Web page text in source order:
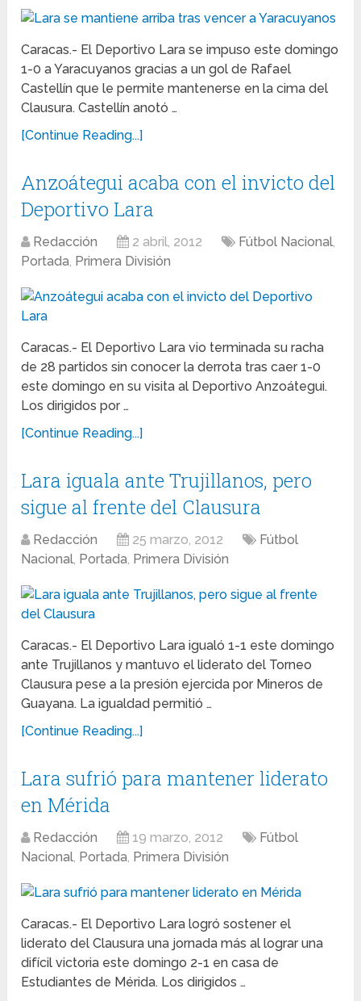
Caracas.- El Deportivo Lara se impuso este domingo
1-0 a Yaracuyanos gracias a un gol de Rafael
Castellín que le permite mantenerse en la cima del
Clausura. Castellín anotó …
[Continue Reading...]
Anzoátegui acaba con el invicto del
Deportivo Lara
Redacción 2 abril, 2012 Fútbol Nacional,
Portada, Primera División
Caracas.- El Deportivo Lara vio terminada su racha
de 28 partidos sin conocer la derrota tras caer 1-0
este domingo en su visita al Deportivo Anzoátegui.
Los dirigidos por …
[Continue Reading...]
Lara iguala ante Trujillanos, pero
sigue al frente del Clausura
Redacción 25 marzo, 2012
Fútbol
Nacional, Portada, Primera División
Caracas.- El Deportivo Lara igualó 1-1 este domingo
ante Trujillanos y mantuvo el liderato del Torneo
Clausura pese a la presión ejercida por Mineros de
Guayana. La igualdad permitió …
[Continue Reading...]
Lara sufrió para mantener liderato
en Mérida
Redacción 19 marzo, 2012
Fútbol
Nacional, Portada, Primera División
Caracas.- El Deportivo Lara logró sostener el
liderato del Clausura una jornada más al lograr una
difícil victoria este domingo 2-1 en casa de
Estudiantes de Mérida. Los dirigidos …